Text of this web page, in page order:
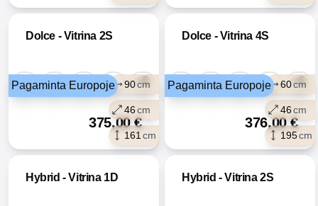
Dolce - Vitrina 2S
90cm
46cm
161 cm
Pagaminta Europoje +5
375,00€
Dolce - Vitrina 4S
60cm
46cm
195cm
Pagaminta Europoje +5
376,00€
Hybrid - Vitrina 1D Hybrid - Vitrina 2S